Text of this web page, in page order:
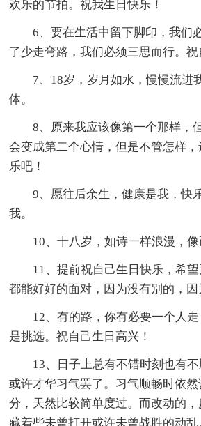
欢乐的节拍。祝我生日快乐！
6、要在生活中留下脚印，我们
了少走弯路，我们必须三思而行。祝
7、18岁，岁月如水，慢慢流进
体。
8、原来我应该像第一个那样，
会变成第二个心情，但是不管怎样
乐吧！
9、愿往后余生，健康是我，快
我。
10、十八岁，如诗一样浪漫，像
11、提前祝自己生日快乐，希望
都能好好的面对，因为没有别的，因
12、有的路，你有必要一个人走
是挑选。祝自己生日高兴！
13、日子上总有不错时刻也有不
或许才华习气罢了。习气顺畅时依
分，天然比较简单度过。而改动的
藏着些未曾打开或许未曾战胜的动乱